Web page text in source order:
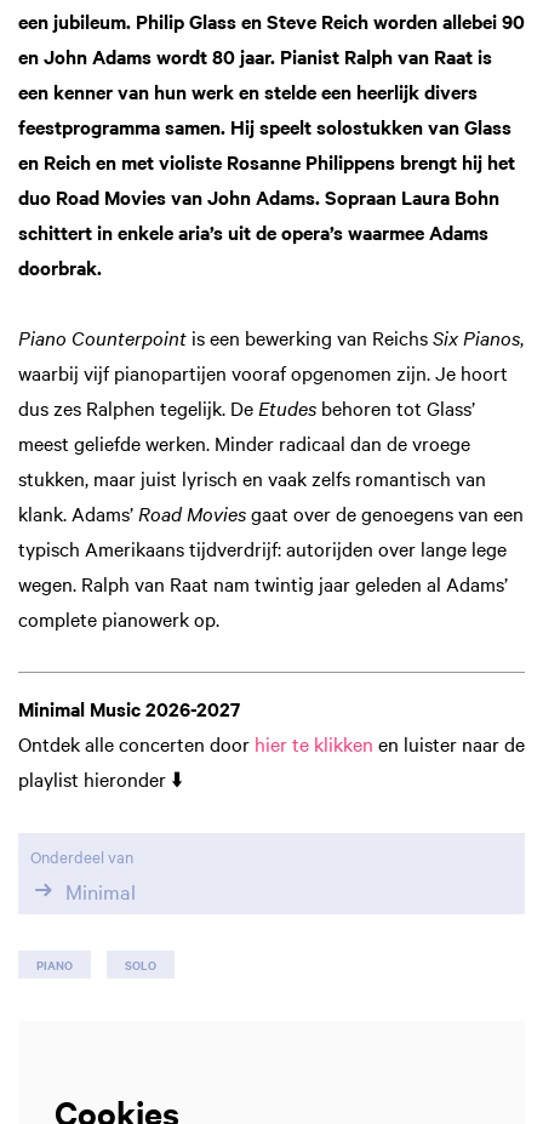
een jubileum. Philip Glass en Steve Reich worden allebei 90
en John Adams wordt 80 jaar. Pianist Ralph van Raat is
een kenner van hun werk en stelde een heerlijk divers
feestprogramma samen. Hij speelt solostukken van Glass
en Reich en met violiste Rosanne Philippens brengt hij het
duo Road Movies van John Adams. Sopraan Laura Bohn
schittert in enkele aria’s uit de opera’s waarmee Adams
doorbrak.
Piano Counterpoint is een bewerking van ReichsSix Pianos,
waarbij vijf pianopartijen vooraf opgenomen zijn. Je hoort
dus zes Ralphen tegelijk. De Etudes behoren tot Glass’
meest geliefde werken. Minder radicaal dan de vroege
stukken, maar juist lyrisch en vaak zelfs romantisch van
klank. Adams’ Road Moviesgaat over de genoegens van een
typisch Amerikaans tijdverdrijf: autorijden over lange lege
wegen. Ralph van Raat nam twintig jaar geleden al Adams’
complete pianowerk op.
Minimal Music 2026-2027
Ontdek alle concerten door hier te klikken en luister naar de
playlist hieronder ⬇️
Onderdeel van
Minimal
PIANO SOLO
Cookies